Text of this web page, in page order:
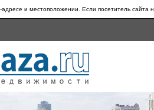
и местоположении. Если посетитель сайта